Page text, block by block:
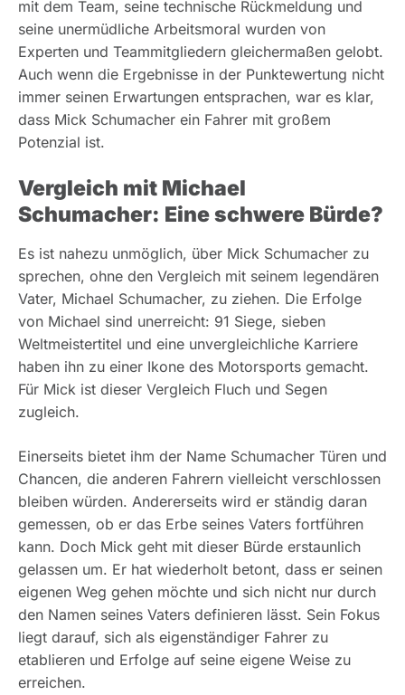
mit dem Team, seine technische Rückmeldung und
seine unermüdliche Arbeitsmoral wurden von
Experten und Teammitgliedern gleichermaßen gelobt.
Auch wenn die Ergebnisse in der Punktewertung nicht
immer seinen Erwartungen entsprachen, war es klar,
dass Mick Schumacher ein Fahrer mit großem
Potenzial ist.
Vergleich mit Michael
Schumacher: Eine schwere Bürde?
Es ist nahezu unmöglich, über Mick Schumacher zu
sprechen, ohne den Vergleich mit seinem legendären
Vater, Michael Schumacher, zu ziehen. Die Erfolge
von Michael sind unerreicht: 91 Siege, sieben
Weltmeistertitel und eine unvergleichliche Karriere
haben ihn zu einer Ikone des Motorsports gemacht.
Für Mick ist dieser Vergleich Fluch und Segen
zugleich.
Einerseits bietet ihm der Name Schumacher Türen und
Chancen, die anderen Fahrern vielleicht verschlossen
bleiben würden. Andererseits wird er ständig daran
gemessen, ob er das Erbe seines Vaters fortführen
kann. Doch Mick geht mit dieser Bürde erstaunlich
gelassen um. Er hat wiederholt betont, dass er seinen
eigenen Weg gehen möchte und sich nicht nur durch
den Namen seines Vaters definieren lässt. Sein Fokus
liegt darauf, sich als eigenständiger Fahrer zu
etablieren und Erfolge auf seine eigene Weise zu
erreichen.